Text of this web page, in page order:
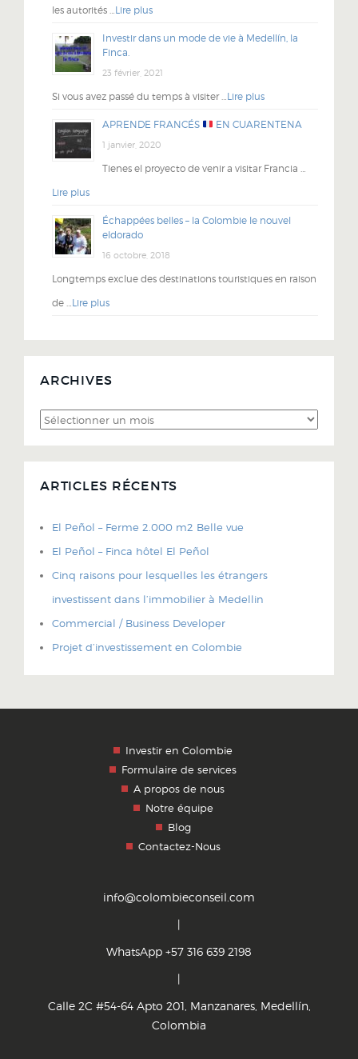
les autorités …Lire plus
Investir dans un mode de vie à Medellín, la
Finca.
23 février, 2021
Si vous avez passé du temps à visiter …Lire plus
APRENDE FRANCÉS EN CUARENTENA
1 janvier, 2020
Tienes el proyecto de venir a visitar Francia …
Lire plus
Échappées belles – la Colombie le nouvel
eldorado
16 octobre, 2018
Longtemps exclue des destinations touristiques en raison
de …Lire plus
ARCHIVES
Archives
ARTICLES RÉCENTS
El Peñol – Ferme 2.000 m2 Belle vue
El Peñol – Finca hôtel El Peñol
Cinq raisons pour lesquelles les étrangers
investissent dans l’immobilier à Medellin
Commercial / Business Developer
Projet d’investissement en Colombie
Investir en Colombie
Formulaire de services
A propos de nous
Notre équipe
Blog
Contactez-Nous
info@colombieconseil.com
|
WhatsApp +57 316 639 2198
|
Calle 2C #54-64 Apto 201, Manzanares, Medellín,
Colombia